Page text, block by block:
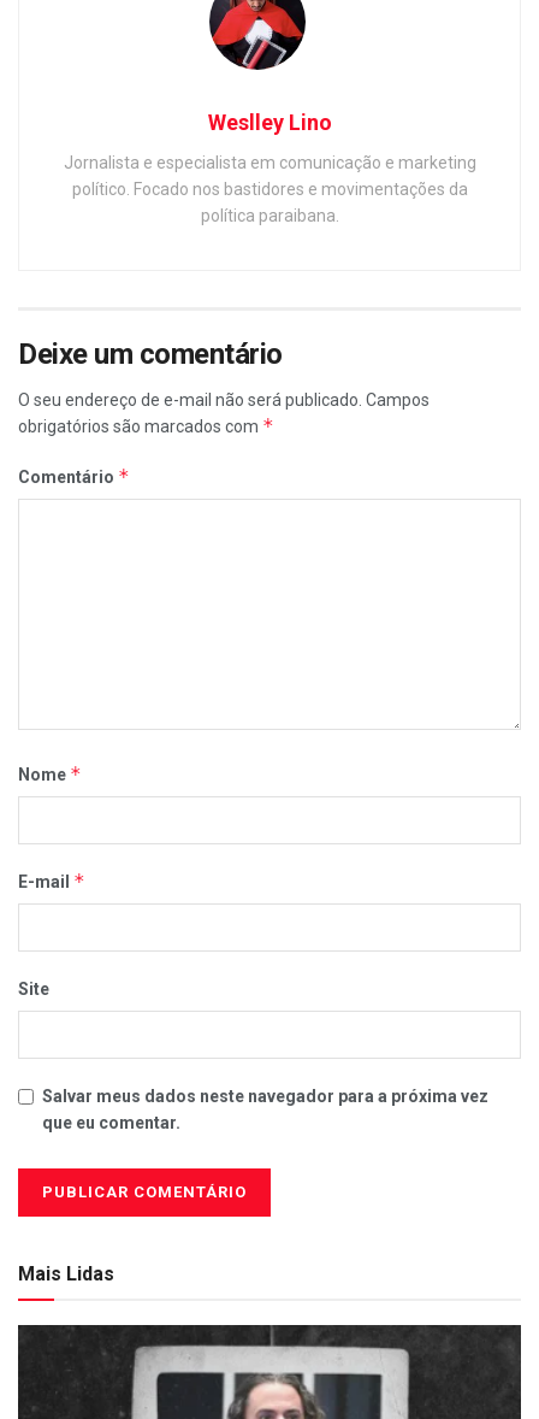
Weslley Lino
Jornalista e especialista em comunicação e marketing
político. Focado nos bastidores e movimentações da
política paraibana.
Deixe um comentário
O seu endereço de e-mail não será publicado. Campos
obrigatórios são marcados com *
Comentário *
Nome *
E-mail *
Site
Salvar meus dados neste navegador para a próxima vez
que eu comentar.
Mais Lidas